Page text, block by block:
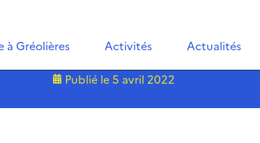
à Gréolières Activités Actualités
Publié le 5 avril 2022